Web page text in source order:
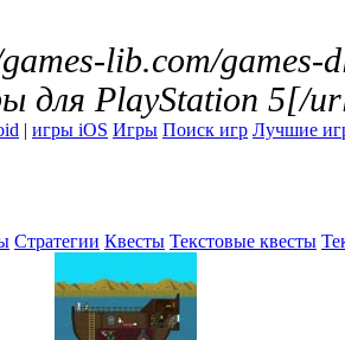
lib.com/games-
для PlayStation 5[/
| игры iOS Игры Поиск игр Лучшие
Стратегии Квесты Текстовые квесты